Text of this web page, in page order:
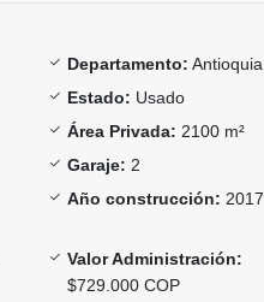
Departamento: Antioquia
Estado: Usado
Área Privada: 2100 m²
Garaje: 2
Año construcción: 2017
Valor Administración:
$729.000 COP